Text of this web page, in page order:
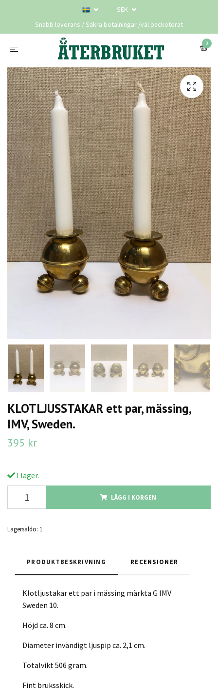
SEK
Snabb leverans / Säkra betalningar /väl packeterat
0
KLOTLJUSSTAKAR ett par, mässing,
IMV, Sweden.
395 kr
I lager.
LÄGG I KORGEN
Lagersaldo: 1
PRODUKTBESKRIVNING RECENSIONER
Klotljustakar ett par i mässing märkta G IMV
Sweden 10.
Höjd ca. 8 cm.
Diameter invändigt ljuspip ca. 2,1 cm.
Totalvikt 506 gram.
Fint bruksskick.